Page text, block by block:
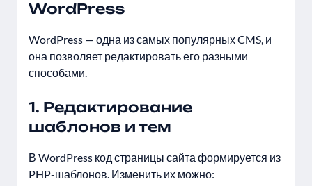
WordPress
WordPress — одна из самых популярных CMS, и
она позволяет редактировать его разными
способами.
1. Редактирование
шаблонов и тем
В WordPress код страницы сайта формируется из
PHP-шаблонов. Изменить их можно: